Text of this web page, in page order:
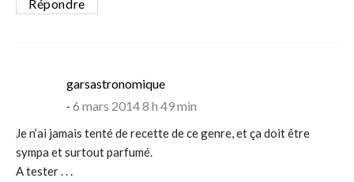
Répondre
garsastronomiquesays:
6 mars 2014 8 h 49 min
Je n’ai jamais tenté de recette de ce genre, et ça doit être
sympa et surtout parfumé.
A tester . . .